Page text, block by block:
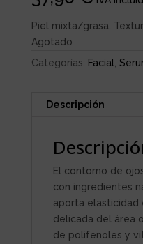
Piel mixta/grasa.
Agotado
Categorías: Facial
Descripción
El contorno de
con ingredientes
aporta elasticidad
delicada del área
de polifenoles y